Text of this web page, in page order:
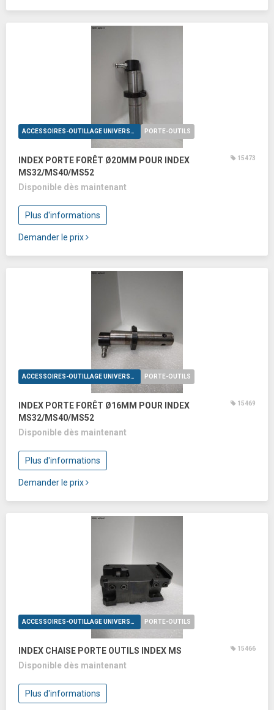
ACCESSOIRES-OUTILLAGE UNIVERSELS PORTE-OUTILS
INDEX PORTE FORÊT Ø20MM POUR INDEX
MS32/MS40/MS52
15473
Disponible dès maintenant
Plus d'informations
Demander le prix
ACCESSOIRES-OUTILLAGE UNIVERSELS PORTE-OUTILS
INDEX PORTE FORÊT Ø16MM POUR INDEX
MS32/MS40/MS52
15469
Disponible dès maintenant
Plus d'informations
Demander le prix
ACCESSOIRES-OUTILLAGE UNIVERSELS PORTE-OUTILS
INDEX CHAISE PORTE OUTILS INDEX MS 15466
Disponible dès maintenant
Plus d'informations